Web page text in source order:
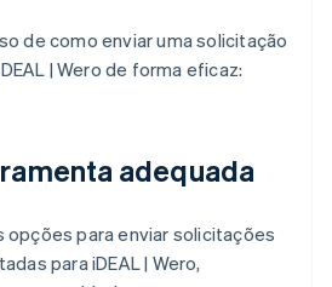
de como enviar uma solicitação
| Wero de forma eficaz:
adequada
opções para enviar solicitações
para iDEAL | Wero,